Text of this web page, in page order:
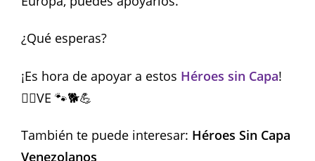
¿Qué esperas?
¡Es hora de apoyar a estos Héroes sin Capa!
🦸‍♀️VE 🐾🐕💪
También te puede interesar: Héroes Sin Capa
Venezolanos